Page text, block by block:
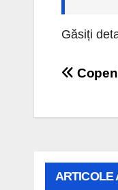
Găsiți
ARTICOLE